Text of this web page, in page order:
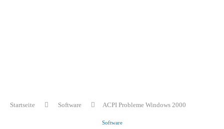
Startseite Software ACPI Probleme Windows 2000
Software